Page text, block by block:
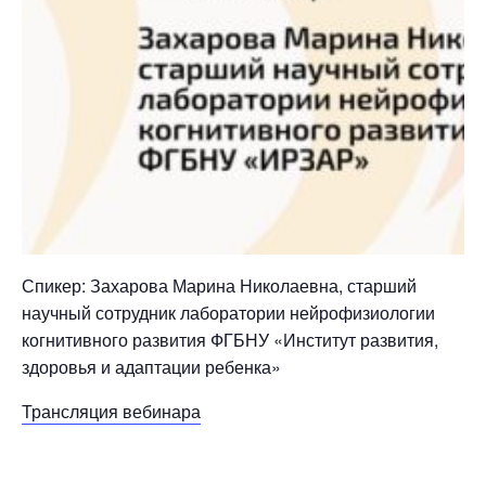
Спикер: Захарова Марина Николаевна, старший
научный сотрудник лаборатории нейрофизиологии
когнитивного развития ФГБНУ «Институт развития,
здоровья и адаптации ребенка»
Трансляция вебинара